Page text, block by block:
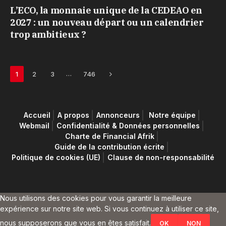
L’ECO, la monnaie unique de la CEDEAO en
2027 : un nouveau départ ou un calendrier
trop ambitieux ?
1 2 3 … 746 Next
Accueil A propos Annonceurs
Notre équipe
Webmail
Confidentialité & Données personnelles
Charte de Financial Afrik
Guide de la contribution écrite
Politique de cookies (UE)
Clause de non-responsabilité
Nous utilisons des cookies pour vous garantir la meilleure
expérience sur notre site web. Si vous continuez à utiliser ce site,
nous supposerons que vous en êtes satisfait.
OK NON